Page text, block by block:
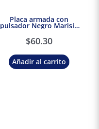
Placa armada con
pulsador Negro Marisio
Black
$60.30
Añadir al carrito